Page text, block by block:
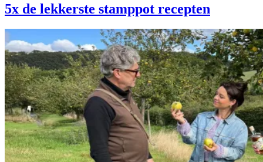
5x de lekkerste stamppot recepten